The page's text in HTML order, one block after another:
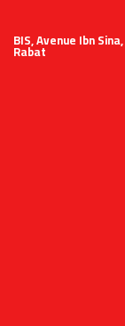
51 BIS, Avenue Ibn
Rabat